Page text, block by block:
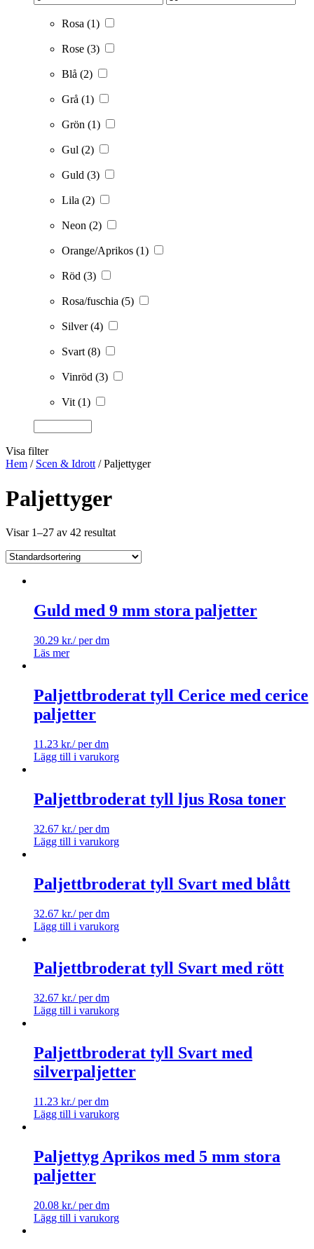
Rosa (1)
Rose (3)
Blå (2)
Grå (1)
Grön (1)
Gul (2)
Guld (3)
Lila (2)
Neon (2)
Orange/Aprikos (1)
Röd (3)
Rosa/fuschia (5)
Silver(4)
Svart(8)
Vinröd (3)
Vit(1)
Visa filter
Hem / Scen & Idrott/ Paljettyger
Paljettyger
Visar 1–27 av 42 resultat
Guld med 9 mm stora paljetter
30.29 kr./ per dm
Läs mer
Paljettbroderat tyll Cerice med cerice
paljetter
11.23 kr./ per dm
Lägg till i varukorg
Paljettbroderat tyll ljus Rosa toner
32.67 kr./ per dm
Lägg till i varukorg
Paljettbroderat tyll Svart med blått
32.67 kr./ per dm
Lägg till i varukorg
Paljettbroderat tyll Svart med rött
32.67 kr./ per dm
Lägg till i varukorg
Paljettbroderat tyll Svart med
silverpaljetter
11.23 kr./ per dm
Lägg till i varukorg
Paljettyg Aprikos med 5 mm stora
paljetter
20.08 kr./ per dm
Lägg till i varukorg